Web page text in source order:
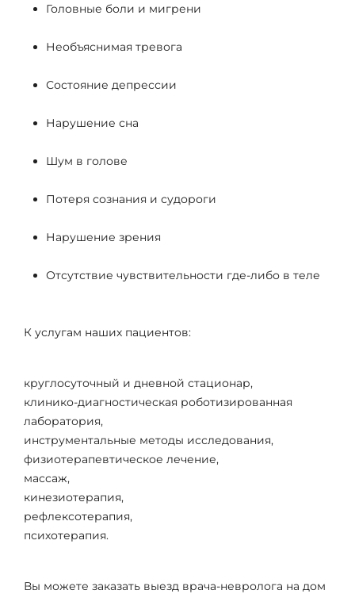
Головные боли и мигрени
Необъяснимая тревога
Состояние депрессии
Нарушение сна
Шум в голове
Потеря сознания и судороги
Нарушение зрения
Отсутствие чувствительности где-либо в теле
К услугам наших пациентов:
круглосуточный и дневной стационар,
клинико-диагностическая роботизированная
лаборатория,
инструментальные методы исследования,
физиотерапевтическое лечение,
массаж,
кинезиотерапия,
рефлексотерапия,
психотерапия.
Вы можете заказать выезд врача-невролога на дом